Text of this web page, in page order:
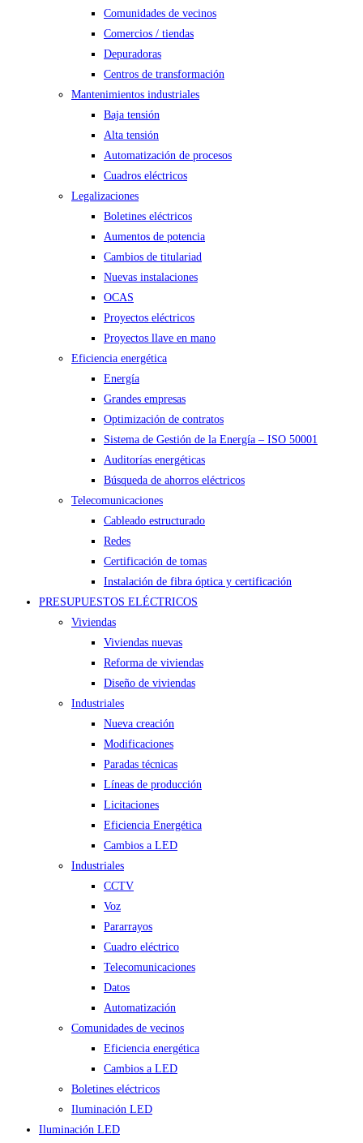
Comunidades de vecinos
Comercios / tiendas
Depuradoras
Centros de transformación
Mantenimientos industriales
Baja tensión
Alta tensión
Automatización de procesos
Cuadros eléctricos
Legalizaciones
Boletines eléctricos
Aumentos de potencia
Cambios de titulariad
Nuevas instalaciones
OCAS
Proyectos eléctricos
Proyectos llave en mano
Eficiencia energética
Energía
Grandes empresas
Optimización de contratos
Sistema de Gestión de la Energía – ISO 50001
Auditorías energéticas
Búsqueda de ahorros eléctricos
Telecomunicaciones
Cableado estructurado
Redes
Certificación de tomas
Instalación de fibra óptica y certificación
PRESUPUESTOS ELÉCTRICOS
Viviendas
Viviendas nuevas
Reforma de viviendas
Diseño de viviendas
Industriales
Nueva creación
Modificaciones
Paradas técnicas
Líneas de producción
Licitaciones
Eficiencia Energética
Cambios a LED
Industriales
CCTV
Voz
Pararrayos
Cuadro eléctrico
Telecomunicaciones
Datos
Automatización
Comunidades de vecinos
Eficiencia energética
Cambios a LED
Boletines eléctricos
Iluminación LED
Iluminación LED